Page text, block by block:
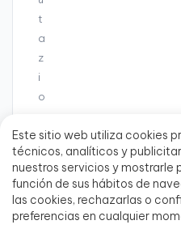
G
E
N
T
O
,
,
A
+
t
a
z
i
o
e
(2)
—
—
—
—
—
—
— (1)
—
—
—
G
r
Este sitio web utiliza cookies
técnicos, analíticos y
nuestros servicios y mostrarle
función de sus hábitos de
las cookies, rechazarlas o
preferencias en cualquier